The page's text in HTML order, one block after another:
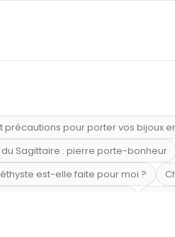
pour porter vos bijoux
du Sagittaire : pierre porte-bonheur
est-elle faite pour moi ?